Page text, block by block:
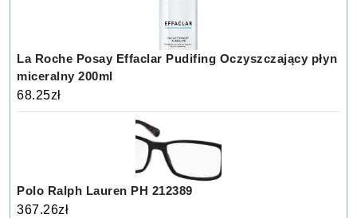
La Roche Posay Effaclar Pudifing Oczyszczający płyn
miceralny 200ml
68.25zł
Polo Ralph Lauren PH 212389
367.26zł